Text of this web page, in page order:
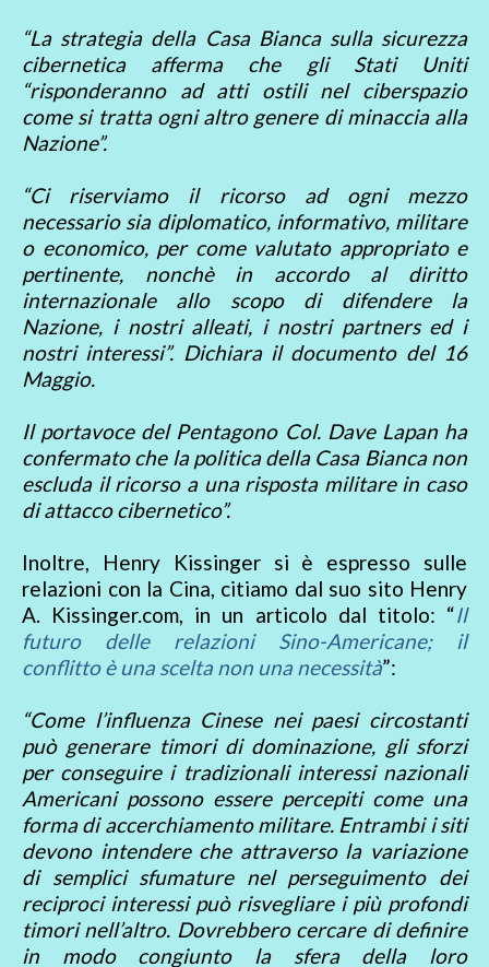
“La strategia della Casa Bianca sulla sicurezza
cibernetica afferma che gli Stati Uniti
“risponderanno ad atti ostili nel ciberspazio
come si tratta ogni altro genere di minaccia alla
Nazione”.
“Ci riserviamo il ricorso ad ogni mezzo
necessario sia diplomatico, informativo, militare
o economico, per come valutato appropriato e
pertinente, nonchè in accordo al diritto
internazionale allo scopo di difendere la
Nazione, i nostri alleati, i nostri partners ed i
nostri interessi”. Dichiara il documento del 16
Maggio.
Il portavoce del Pentagono Col. Dave Lapan ha
confermato che la politica della Casa Bianca non
escluda il ricorso a una risposta militare in caso
di attacco cibernetico”.
Inoltre, Henry Kissinger si è espresso sulle
relazioni con la Cina, citiamo dal suo sito Henry
A. Kissinger.com, in un articolo dal titolo: “Il
futuro delle relazioni Sino-Americane; il
conflitto è una scelta non una necessità”:
“Come l’influenza Cinese nei paesi circostanti
può generare timori di dominazione, gli sforzi
per conseguire i tradizionali interessi nazionali
Americani possono essere percepiti come una
forma di accerchiamento militare. Entrambi i siti
devono intendere che attraverso la variazione
di semplici sfumature nel perseguimento dei
reciproci interessi può risvegliare i più profondi
timori nell’altro. Dovrebbero cercare di definire
in modo congiunto la sfera della loro